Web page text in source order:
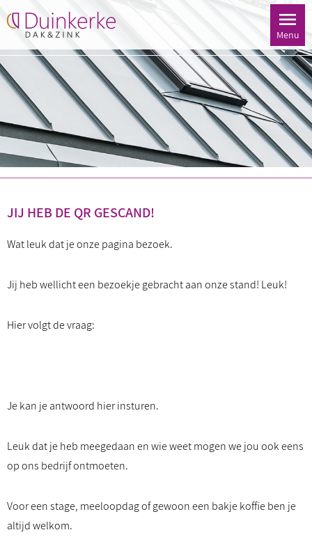
Menu
JIJ HEB DE QR GESCAND!
Wat leuk dat je onze pagina bezoek.
Jij heb wellicht een bezoekje gebracht aan onze stand! Leuk!
Hier volgt de vraag:
Je kan je antwoord hierinsturen.
Leuk dat je heb meegedaan en wie weet mogen we jou ook eens
op ons bedrijf ontmoeten.
Voor een stage, meeloopdag of gewoon een bakje koffie ben je
altijd welkom.